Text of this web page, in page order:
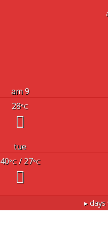
9 am
28°C
tue
40°C/ 27°C